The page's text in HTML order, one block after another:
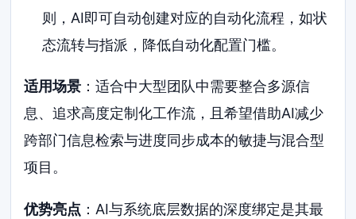
则，AI即可自动创建对应的自动化流程，如状
态流转与指派，降低自动化配置门槛。
适用场景 ：适合中大型团队中需要整合多源信
息、追求高度定制化工作流，且希望借助AI减少
跨部门信息检索与进度同步成本的敏捷与混合型
项目。
优势亮点 ：AI与系统底层数据的深度绑定是其最